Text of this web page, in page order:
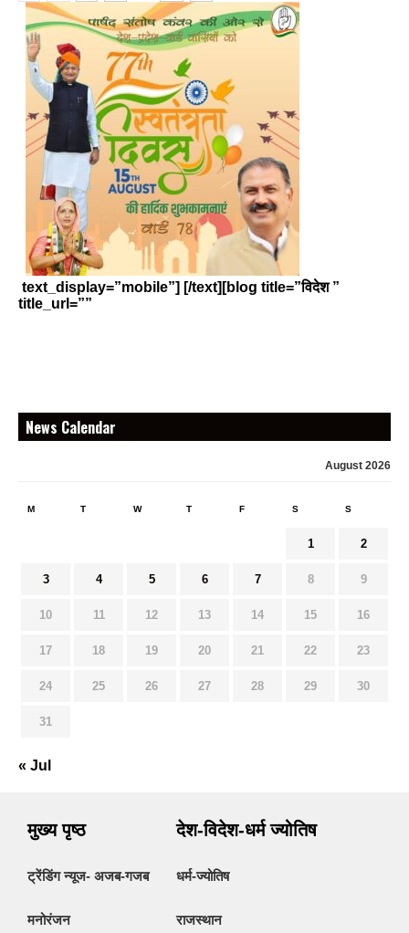
text_display=”mobile”] [/text][blog title=”विदेश ”
title_url=””
News Calendar
August 2026
M T W T F S S
1 2
3 4 5 6 7 8 9
10 11 12 13 14 15 16
17 18 19 20 21 22 23
24 25 26 27 28 29 30
31
« Jul
मुख्य पृष्ठ
ट्रेंडिंग न्यूज- अजब-गजब
मनोरंजन
देश-विदेश-धर्म ज्योतिष
धर्म-ज्योतिष
राजस्थान